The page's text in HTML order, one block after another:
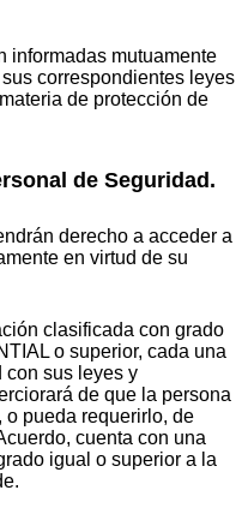
mutuamente
correspondientes leyes
de protección de
de Seguridad.
derecho a acceder a
en virtud de su
clasificada con grado
o superior, cada una
con sus leyes y
de que la persona
o pueda requerirlo, de
cuenta con una
igual o superior a la